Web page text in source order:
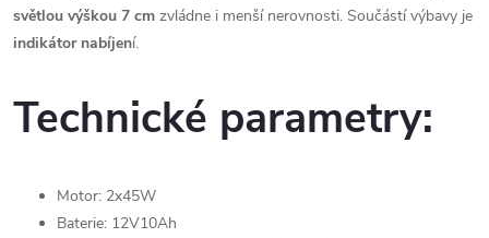
světlou výškou 7 cm zvládne i menší nerovnosti. Součástí výbavy je
indikátor nabíjení.
Technické parametry:
Motor: 2x45W
Baterie: 12V10Ah